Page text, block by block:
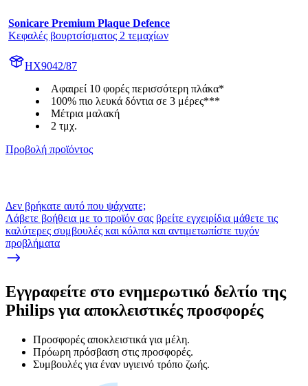
Sonicare Premium Plaque Defence
Κεφαλές βουρτσίσματος 2 τεμαχίων
HX9042/87
Αφαιρεί 10 φορές περισσότερη πλάκα*
100% πιο λευκά δόντια σε 3 μέρες***
Μέτρια μαλακή
2 τμχ.
Προβολή προϊόντος
Δεν βρήκατε αυτό που ψάχνατε;
Λάβετε βοήθεια με το προϊόν σας βρείτε εγχειρίδια μάθετε τις
καλύτερες συμβουλές και κόλπα και αντιμετωπίστε τυχόν
προβλήματα
Εγγραφείτε στο ενημερωτικό δελτίο της
Philips για αποκλειστικές προσφορές
Προσφορές αποκλειστικά για μέλη.
Πρόωρη πρόσβαση στις προσφορές.
Συμβουλές για έναν υγιεινό τρόπο ζωής.